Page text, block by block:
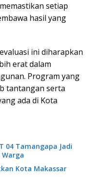
setiap
hasil yang
ini diharapkan
erat dalam
Program yang
tantangan serta
ada di Kota
04 Tamangapa Jadi
Kota Makassar